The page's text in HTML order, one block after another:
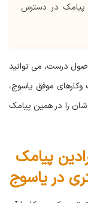
پیامک در دسترس
درست، می توانید
موفق یاسوج،
را در همین پیامک
پیامک
در یاسوج